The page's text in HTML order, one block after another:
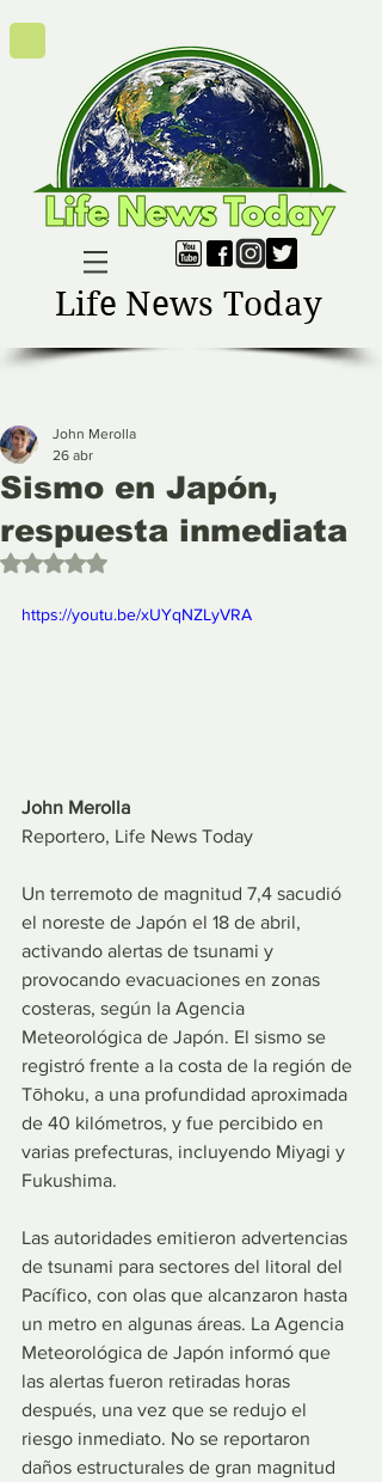
Life News Today
Sismo en Japón,
respuesta inmediata
John Merolla
26 abr
Obtuvo NaN de 5 estrellas.
https://youtu.be/xUYqNZLyVRA
John Merolla
Reportero, Life News Today
Un terremoto de magnitud 7,4 sacudió
el noreste de Japón el 18 de abril,
activando alertas de tsunami y
provocando evacuaciones en zonas
costeras, según la Agencia
Meteorológica de Japón. El sismo se
registró frente a la costa de la región de
Tōhoku, a una profundidad aproximada
de 40 kilómetros, y fue percibido en
varias prefecturas, incluyendo Miyagi y
Fukushima.
Las autoridades emitieron advertencias
de tsunami para sectores del litoral del
Pacífico, con olas que alcanzaron hasta
un metro en algunas áreas. La Agencia
Meteorológica de Japón informó que
las alertas fueron retiradas horas
después, una vez que se redujo el
riesgo inmediato. No se reportaron
daños estructurales de gran magnitud